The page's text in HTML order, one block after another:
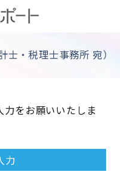
・税理士事務所 宛）
をお願いいたしま
力